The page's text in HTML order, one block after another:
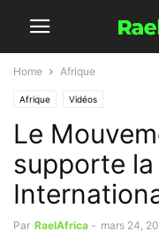
Home Afrique
Afrique Vidéos
Le
supporte
Par RaelAfrica - mars 24,